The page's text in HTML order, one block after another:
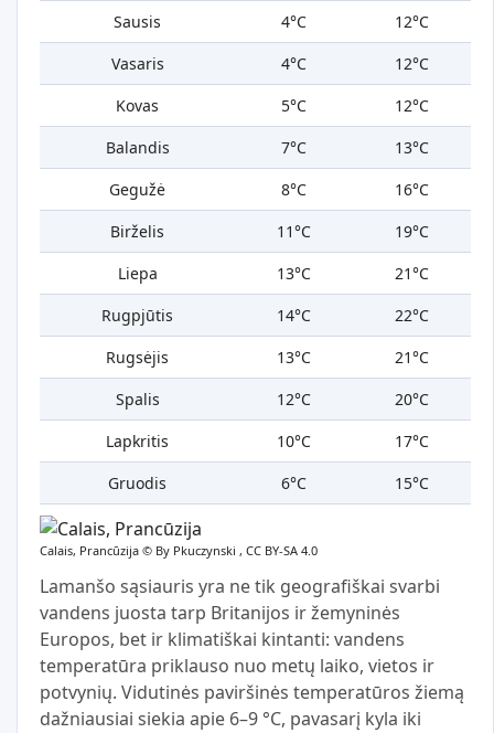
Sausis
4°C
12°C
Vasaris
4°C
12°C
Kovas
5°C
12°C
Balandis
7°C
13°C
Gegužė
8°C
16°C
Birželis
11°C
19°C
Liepa
13°C
21°C
Rugpjūtis
14°C
22°C
Rugsėjis
13°C
21°C
Spalis
12°C
20°C
Lapkritis
10°C
17°C
Gruodis
6°C 15°C
Calais, Prancūzija © By Pkuczynski , CC BY-SA 4.0
Lamanšo sąsiauris yra ne tik geografiškai svarbi
vandens juosta tarp Britanijos ir žemyninės
Europos, bet ir klimatiškai kintanti: vandens
temperatūra priklauso nuo metų laiko, vietos ir
potvynių. Vidutinės paviršinės temperatūros žiemą
dažniausiai siekia apie 6–9 °C, pavasarį kyla iki